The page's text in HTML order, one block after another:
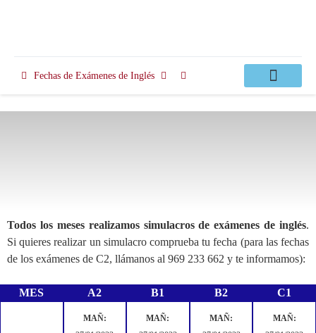
Fechas de Exámenes de Inglés
Todos los meses realizamos simulacros de exámenes de inglés.
Si quieres realizar un simulacro comprueba tu fecha (para las fechas
de los exámenes de C2, llámanos al 969 233 662 y te informamos):
MES A2 B1 B2 C1
MAÑ:
MAÑ:
MAÑ:
MAÑ: